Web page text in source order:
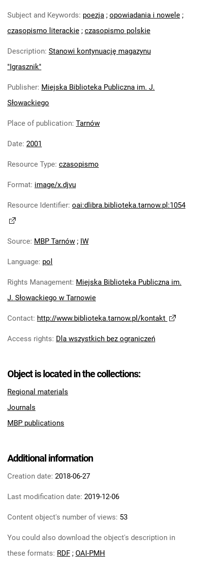
Subject and Keywords: poezja ; opowiadania i nowele ;
czasopismo literackie ; czasopismo polskie
Description: Stanowi kontynuację magazynu
"Igrasznik"
Publisher: Miejska Biblioteka Publiczna im. J.
Słowackiego
Place of publication: Tarnów
Date: 2001
Resource Type: czasopismo
Format: image/x.djvu
Resource Identifier: oai:dlibra.biblioteka.tarnow.pl:1054
Source: MBP Tarnów ; IW
Language: pol
Rights Management: Miejska Biblioteka Publiczna im.
J. Słowackiego w Tarnowie
Contact: http://www.biblioteka.tarnow.pl/kontakt
Access rights: Dla wszystkich bez ograniczeń
Object is located in the collections:
Regional materials
Journals
MBP publications
Additional information
Creation date: 2018-06-27
Last modification date: 2019-12-06
Content object's number of views: 53
You could also download the object's description in
these formats: RDF ; OAI-PMH